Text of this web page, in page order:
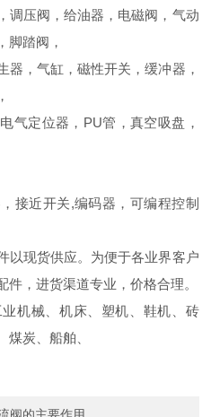
压阀，给油器，电磁阀，气动
脚踏阀，
，气缸，磁性开关，缓冲器，
定位器，PU管，真空吸盘，
近开关,编码器，可编程控制
现货供应。为便于各业界客户
，进货渠道专业，价格合理。
械、机床、塑机、鞋机、砖
炭、船舶、